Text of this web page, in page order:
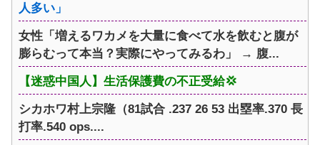
人多い」
女性「増えるワカメを大量に食べて水を飲むと腹が
膨らむって本当？実際にやってみるわ」 → 腹...
【迷惑中国人】生活保護費の不正受給💢
シカホワ村上宗隆（81試合 .237 26 53 出塁率.370 長
打率.540 ops....